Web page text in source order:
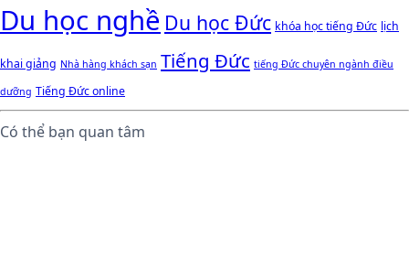
Du học nghề Du học Đức khóa học tiếng Đức lịch
khai giảng Nhà hàng khách sạn Tiếng Đức tiếng Đức chuyên ngành điều
dưỡng Tiếng Đức online
Có thể bạn quan tâm